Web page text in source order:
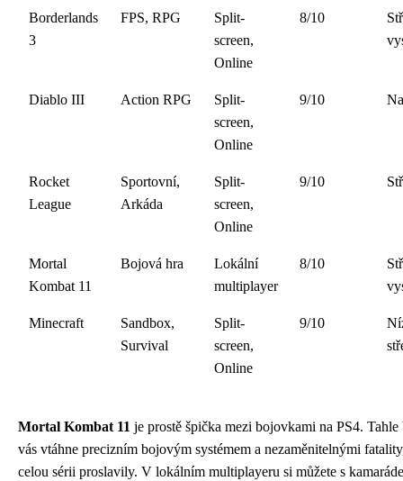
Borderlands
3
FPS, RPG
Split-
screen,
Online
8/10
Diablo III Action RPG
Split-
screen,
Online
9/10
Rocket
League
Sportovní,
Arkáda
Split-
screen,
Online
9/10
Mortal
Kombat 11
Bojová hra
Lokální
multiplayer
8/10
Minecraft
Sandbox,
Survival
Split-
screen,
Online
9/10
Mortal Kombat 11 je prostě špička mezi bojovkami na PS4.
vás vtáhne precizním bojovým systémem a nezaměnitelnými
celou sérii proslavily. V lokálním multiplayeru si můžete s